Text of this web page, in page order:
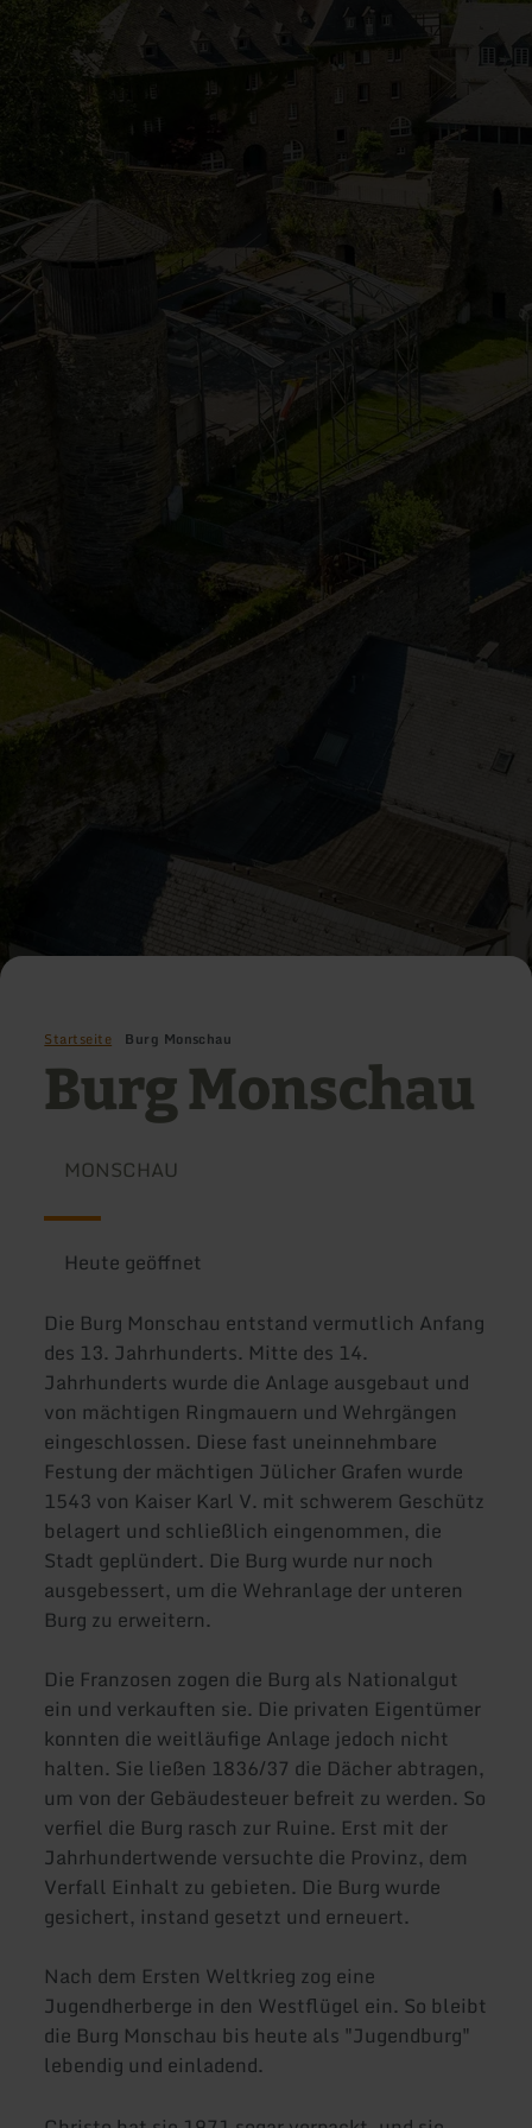
Startseite Burg Monschau
Burg Monschau
MONSCHAU
Heute geöffnet
Die Burg Monschau entstand vermutlich Anfang
des 13. Jahrhunderts. Mitte des 14.
Jahrhunderts wurde die Anlage ausgebaut und
von mächtigen Ringmauern und Wehrgängen
eingeschlossen. Diese fast uneinnehmbare
Festung der mächtigen Jülicher Grafen wurde
1543 von Kaiser Karl V. mit schwerem Geschütz
belagert und schließlich eingenommen, die
Stadt geplündert. Die Burg wurde nur noch
ausgebessert, um die Wehranlage der unteren
Burg zu erweitern.
Die Franzosen zogen die Burg als Nationalgut
ein und verkauften sie. Die privaten Eigentümer
konnten die weitläufige Anlage jedoch nicht
halten. Sie ließen 1836/37 die Dächer abtragen,
um von der Gebäudesteuer befreit zu werden. So
verfiel die Burg rasch zur Ruine. Erst mit der
Jahrhundertwende versuchte die Provinz, dem
Verfall Einhalt zu gebieten. Die Burg wurde
gesichert, instand gesetzt und erneuert.
Nach dem Ersten Weltkrieg zog eine
Jugendherberge in den Westflügel ein. So bleibt
die Burg Monschau bis heute als "Jugendburg"
lebendig und einladend.